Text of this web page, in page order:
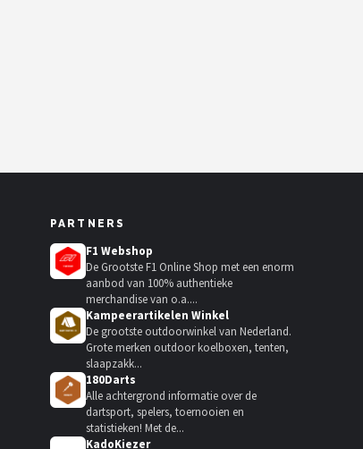
PARTNERS
F1 Webshop
De Grootste F1 Online Shop met een enorm
aanbod van 100% authentieke
merchandise van o.a....
Kampeerartikelen Winkel
De grootste outdoorwinkel van Nederland.
Grote merken outdoor koelboxen, tenten,
slaapzakk...
180Darts
Alle achtergrond informatie over de
dartsport, spelers, toernooien en
statistieken! Met de...
KadoKiezer